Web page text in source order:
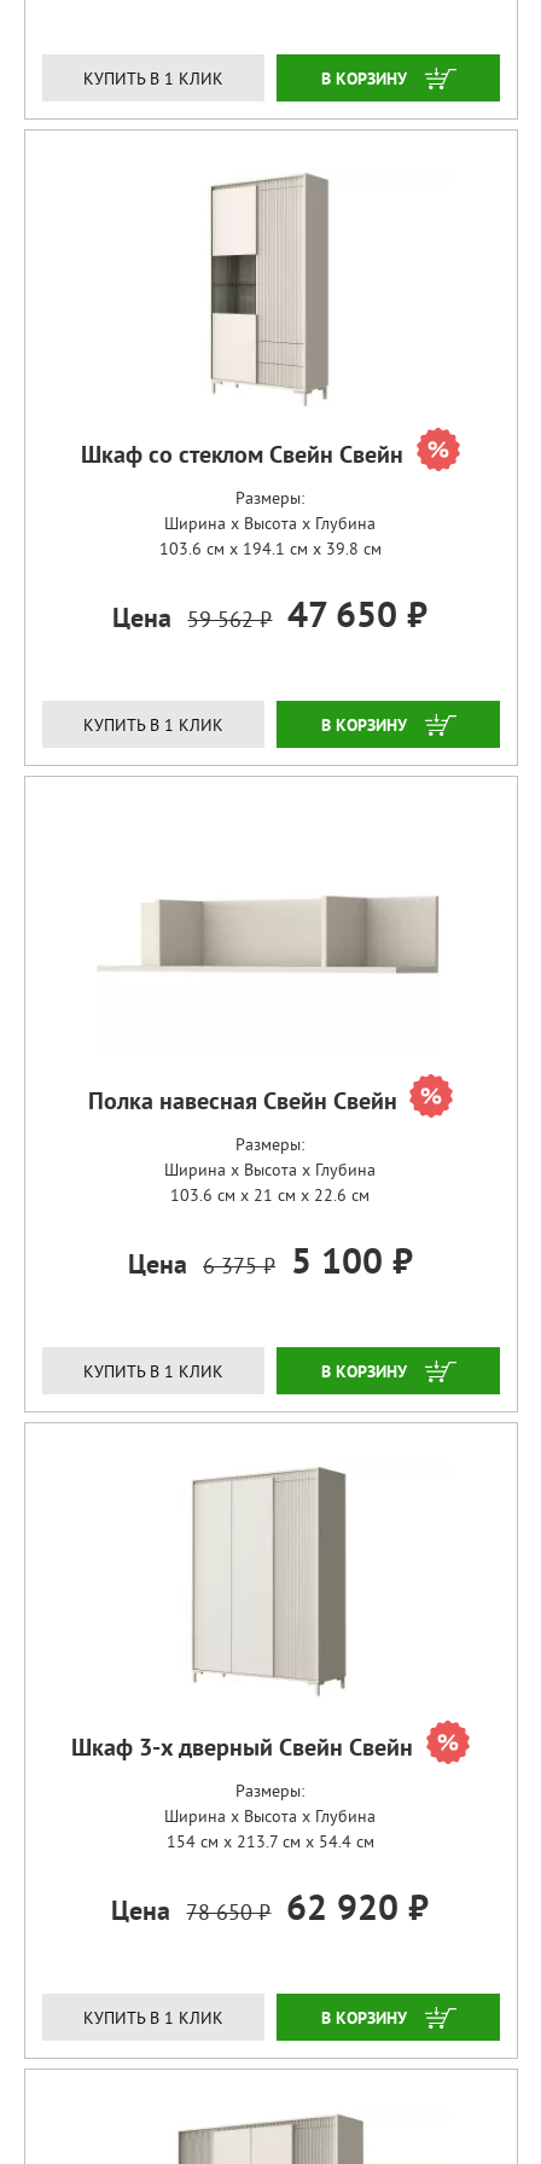
КУПИТЬ В 1 КЛИК ЗАКАЗАТЬ
Шкаф со стеклом Свейн Свейн
Размеры:
Ширина x Высота x Глубина
103.6 см x 194.1 см x 39.8 см
Цена 59 562 ₽ 47 650 ₽
КУПИТЬ В 1 КЛИК ЗАКАЗАТЬ
Полка навесная Свейн Свейн
Размеры:
Ширина x Высота x Глубина
103.6 см x 21 см x 22.6 см
Цена 6 375 ₽ 5 100 ₽
КУПИТЬ В 1 КЛИК ЗАКАЗАТЬ
Шкаф 3-х дверный Свейн Свейн
Размеры:
Ширина x Высота x Глубина
154 см x 213.7 см x 54.4 см
Цена 78 650 ₽ 62 920 ₽
КУПИТЬ В 1 КЛИК ЗАКАЗАТЬ